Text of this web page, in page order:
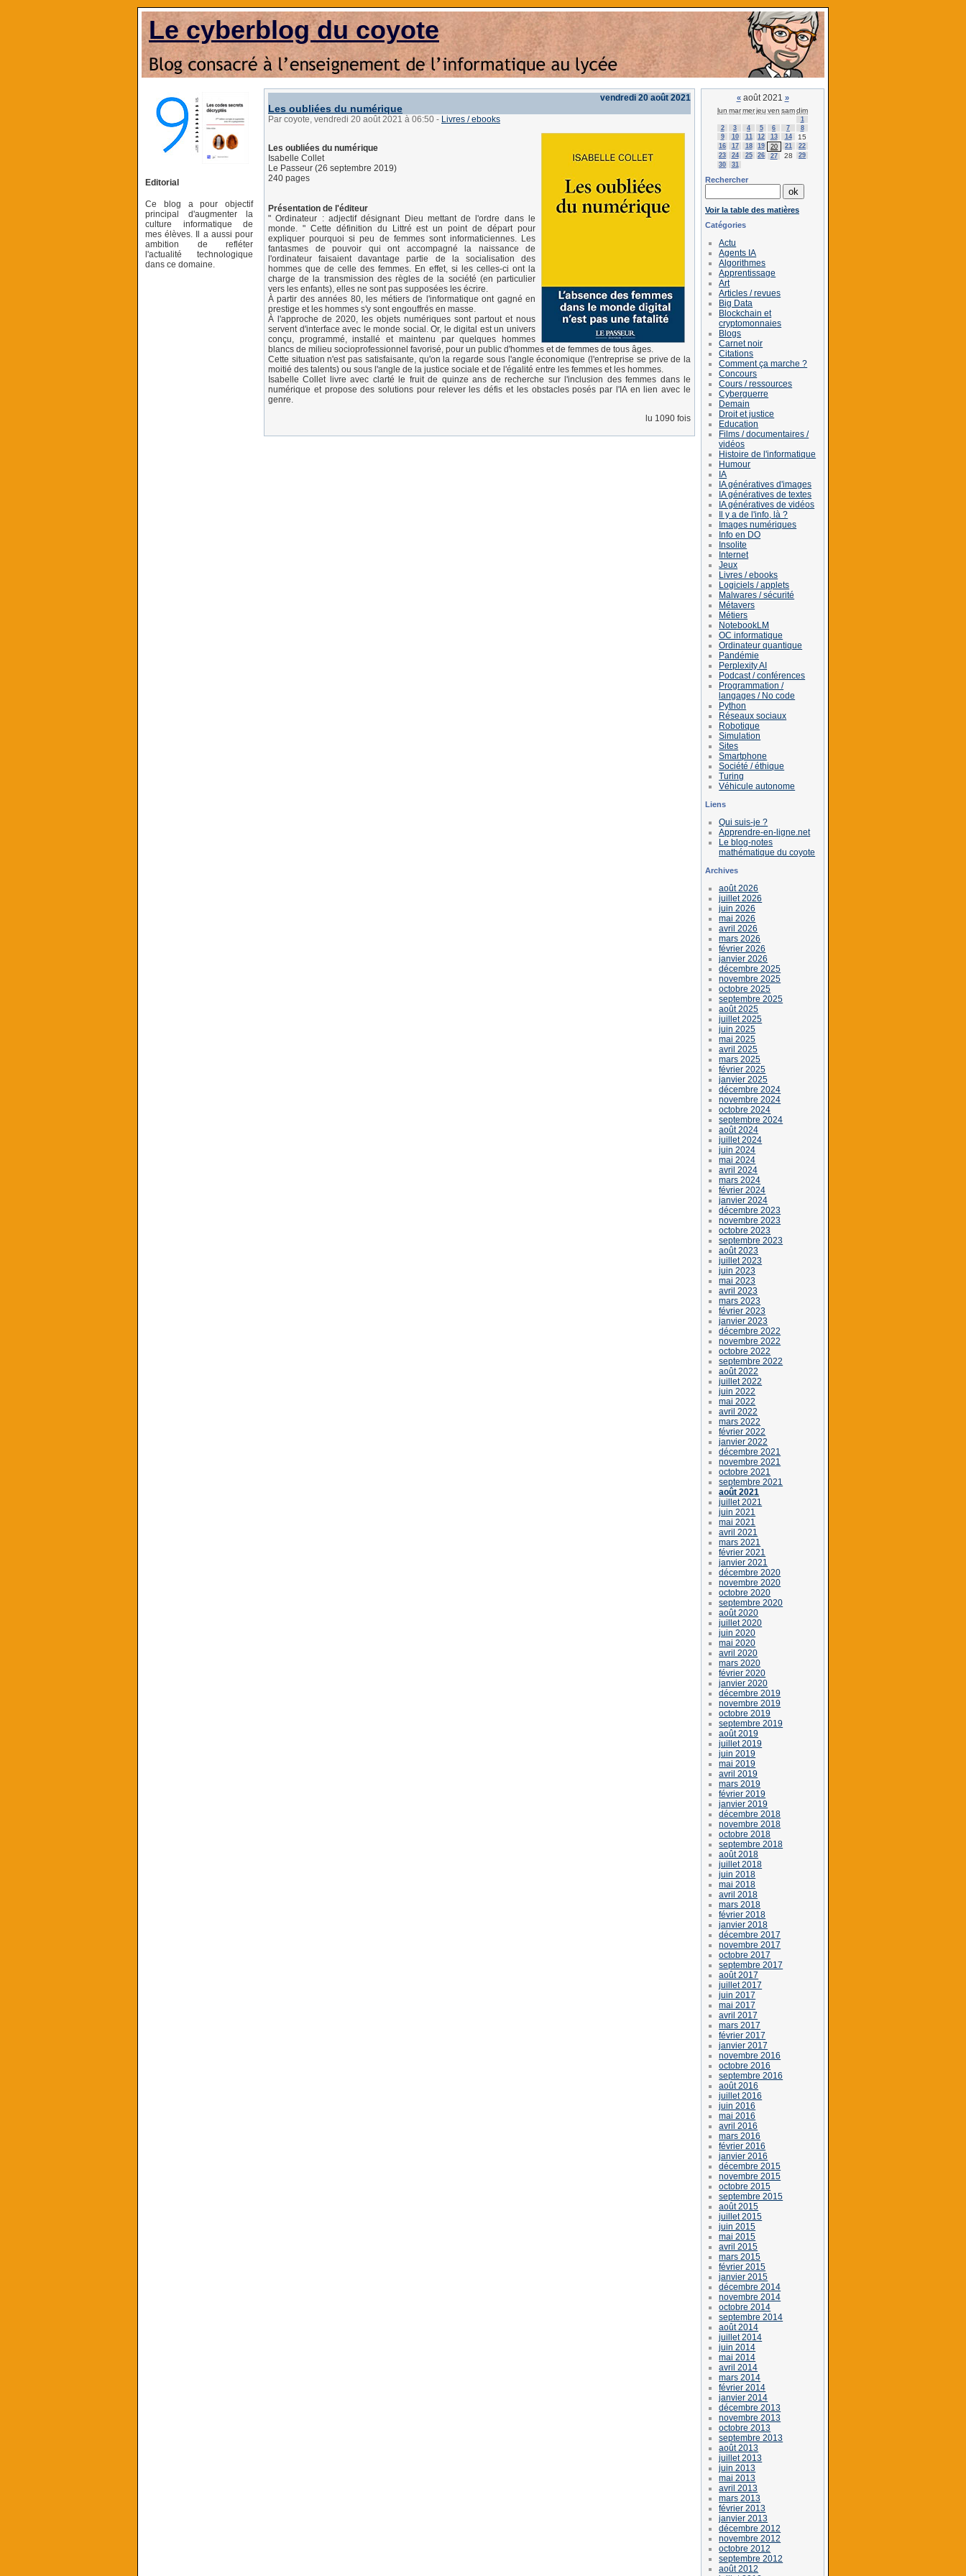
Le cyberblog du coyote
Editorial
Ce blog a pour objectif
principal d'augmenter la
culture informatique de
mes élèves. Il a aussi pour
ambition de refléter
l'actualité technologique
dans ce domaine.
vendredi 20 août 2021
Les oubliées du numérique
Par coyote, vendredi 20 août 2021 à 06:50 - Livres / ebooks
Les oubliées du numérique
Isabelle Collet
Le Passeur (26 septembre 2019)
240 pages
Présentation de l'éditeur
" Ordinateur : adjectif désignant Dieu mettant de l'ordre dans le
monde. " Cette définition du Littré est un point de départ pour
expliquer pourquoi si peu de femmes sont informaticiennes. Les
fantasmes de pouvoir qui ont accompagné la naissance de
l'ordinateur faisaient davantage partie de la socialisation des
hommes que de celle des femmes. En effet, si les celles-ci ont la
charge de la transmission des règles de la société (en particulier
vers les enfants), elles ne sont pas supposées les écrire.
À partir des années 80, les métiers de l'informatique ont gagné en
prestige et les hommes s'y sont engouffrés en masse.
À l'approche de 2020, les objets numériques sont partout et nous
servent d'interface avec le monde social. Or, le digital est un univers
conçu, programmé, installé et maintenu par quelques hommes
blancs de milieu socioprofessionnel favorisé, pour un public d'hommes et de femmes de tous âges.
Cette situation n'est pas satisfaisante, qu'on la regarde sous l'angle économique (l'entreprise se prive de la
moitié des talents) ou sous l'angle de la justice sociale et de l'égalité entre les femmes et les hommes.
Isabelle Collet livre avec clarté le fruit de quinze ans de recherche sur l'inclusion des femmes dans le
numérique et propose des solutions pour relever les défis et les obstacles posés par l'IA en lien avec le
genre.
lu 1090 fois
«août 2021 »
lun marmerjeu ven samdim
1
2
3 4 5 6 7
8
9
10 11 12 13 14 15
16 17 18 19 20 21
22
23
24 25 26 27 28
29
30
31
Rechercher
Voir la table des matières
Catégories
Actu
Agents IA
Algorithmes
Apprentissage
Art
Articles / revues
Big Data
Blockchain et
cryptomonnaies
Blogs
Carnet noir
Citations
Comment ça marche ?
Concours
Cours / ressources
Cyberguerre
Demain
Droit et justice
Education
Films / documentaires /
vidéos
Histoire de l'informatique
Humour
IA
IA génératives d'images
IA génératives de textes
IA génératives de vidéos
Il y a de l'info, là ?
Images numériques
Info en DO
Insolite
Internet
Jeux
Livres / ebooks
Logiciels / applets
Malwares / sécurité
Métavers
Métiers
NotebookLM
OC informatique
Ordinateur quantique
Pandémie
Perplexity AI
Podcast / conférences
Programmation /
langages / No code
Python
Réseaux sociaux
Robotique
Simulation
Sites
Smartphone
Société / éthique
Turing
Véhicule autonome
Liens
Qui suis-je ?
Apprendre-en-ligne.net
Le blog-notes
mathématique du coyote
Archives
août 2026
juillet 2026
juin 2026
mai 2026
avril 2026
mars 2026
février 2026
janvier 2026
décembre 2025
novembre 2025
octobre 2025
septembre 2025
août 2025
juillet 2025
juin 2025
mai 2025
avril 2025
mars 2025
février 2025
janvier 2025
décembre 2024
novembre 2024
octobre 2024
septembre 2024
août 2024
juillet 2024
juin 2024
mai 2024
avril 2024
mars 2024
février 2024
janvier 2024
décembre 2023
novembre 2023
octobre 2023
septembre 2023
août 2023
juillet 2023
juin 2023
mai 2023
avril 2023
mars 2023
février 2023
janvier 2023
décembre 2022
novembre 2022
octobre 2022
septembre 2022
août 2022
juillet 2022
juin 2022
mai 2022
avril 2022
mars 2022
février 2022
janvier 2022
décembre 2021
novembre 2021
octobre 2021
septembre 2021
août 2021
juillet 2021
juin 2021
mai 2021
avril 2021
mars 2021
février 2021
janvier 2021
décembre 2020
novembre 2020
octobre 2020
septembre 2020
août 2020
juillet 2020
juin 2020
mai 2020
avril 2020
mars 2020
février 2020
janvier 2020
décembre 2019
novembre 2019
octobre 2019
septembre 2019
août 2019
juillet 2019
juin 2019
mai 2019
avril 2019
mars 2019
février 2019
janvier 2019
décembre 2018
novembre 2018
octobre 2018
septembre 2018
août 2018
juillet 2018
juin 2018
mai 2018
avril 2018
mars 2018
février 2018
janvier 2018
décembre 2017
novembre 2017
octobre 2017
septembre 2017
août 2017
juillet 2017
juin 2017
mai 2017
avril 2017
mars 2017
février 2017
janvier 2017
novembre 2016
octobre 2016
septembre 2016
août 2016
juillet 2016
juin 2016
mai 2016
avril 2016
mars 2016
février 2016
janvier 2016
décembre 2015
novembre 2015
octobre 2015
septembre 2015
août 2015
juillet 2015
juin 2015
mai 2015
avril 2015
mars 2015
février 2015
janvier 2015
décembre 2014
novembre 2014
octobre 2014
septembre 2014
août 2014
juillet 2014
juin 2014
mai 2014
avril 2014
mars 2014
février 2014
janvier 2014
décembre 2013
novembre 2013
octobre 2013
septembre 2013
août 2013
juillet 2013
juin 2013
mai 2013
avril 2013
mars 2013
février 2013
janvier 2013
décembre 2012
novembre 2012
octobre 2012
septembre 2012
août 2012